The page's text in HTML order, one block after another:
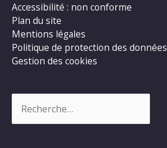
Accessibilité : non conforme
Plan du site
Mentions légales
Politique de protection des données
Gestion des cookies